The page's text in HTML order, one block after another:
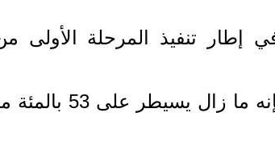
إطار تنفيذ المرحلة الأولى
وقد أعلن الجيش الإسرائيلي إنه